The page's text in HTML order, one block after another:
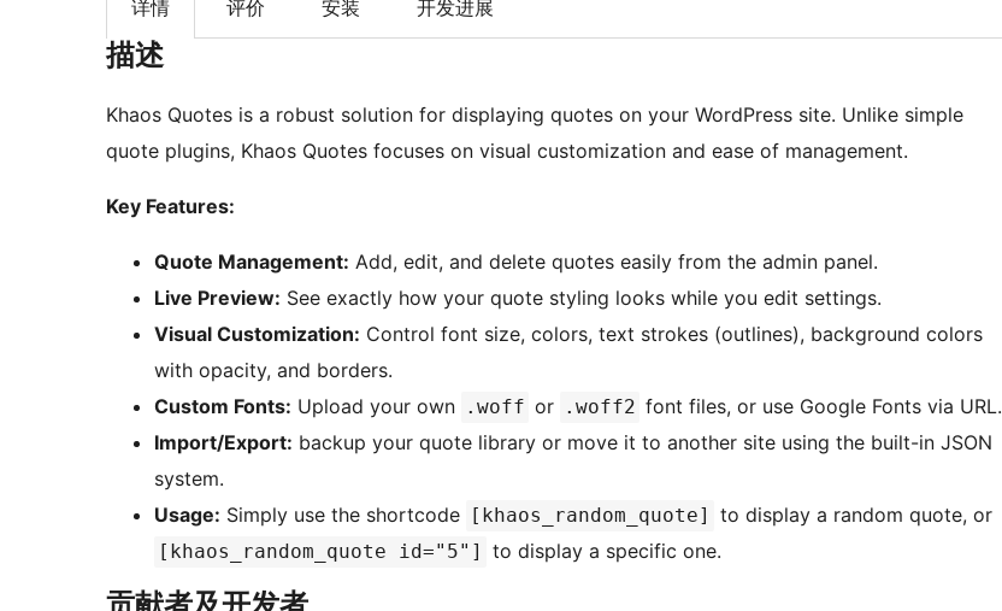
详情 评价 安装 开发进展
描述
Khaos Quotes is a robust solution for displaying quotes on your WordPress site. Unlike simple
quote plugins, Khaos Quotes focuses on visual customization and ease of management.
Key Features:
Quote Management: Add, edit, and delete quotes easily from the admin panel.
Live Preview: See exactly how your quote styling looks while you edit settings.
Visual Customization: Control font size, colors, text strokes (outlines), background colors
with opacity, and borders.
Custom Fonts: Upload your own .woff or .woff2 font files, or use Google Fonts via URL.
Import/Export: backup your quote library or move it to another site using the built-in JSON
system.
Usage: Simply use the shortcode [khaos_random_quote] to display a random quote, or
[khaos_random_quote id="5"] to display a specific one.